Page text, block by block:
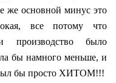
же основной минус это
все потому что
производство было
бы намного меньше, и
был бы просто ХИТОМ!!!